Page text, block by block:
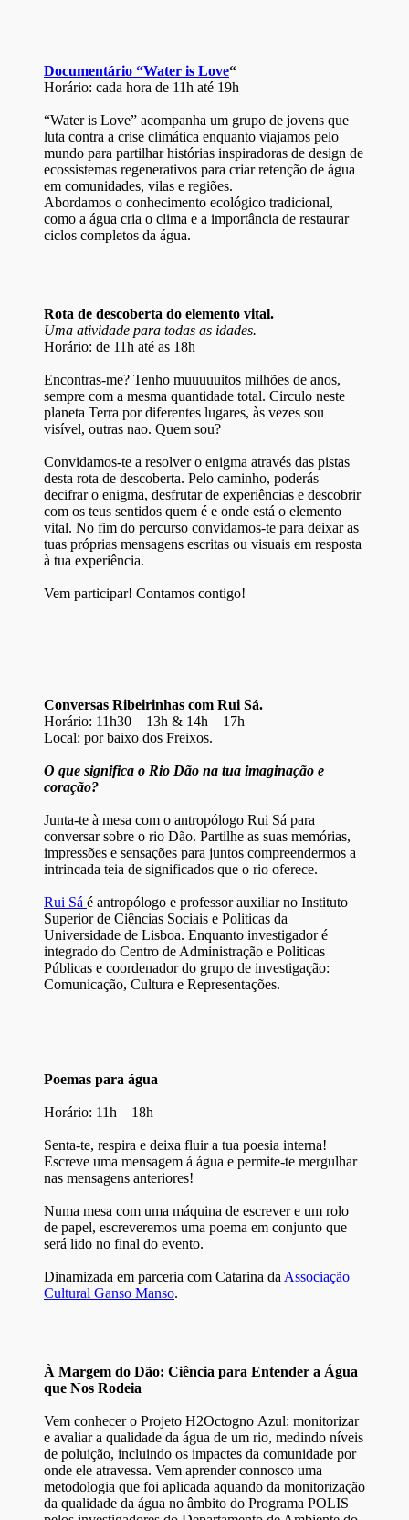
Documentário “Water is Love“
Horário: cada hora de 11h até 19h
“Water is Love” acompanha um grupo de jovens que
luta contra a crise climática enquanto viajamos pelo
mundo para partilhar histórias inspiradoras de design de
ecossistemas regenerativos para criar retenção de água
em comunidades, vilas e regiões.
Abordamos o conhecimento ecológico tradicional,
como a água cria o clima e a importância de restaurar
ciclos completos da água.
Rota de descoberta do elemento vital.
Uma atividade para todas as idades.
Horário: de 11h até as 18h
Encontras-me? Tenho muuuuuitos milhões de anos,
sempre com a mesma quantidade total. Circulo neste
planeta Terra por diferentes lugares, às vezes sou
visível, outras nao. Quem sou?
Convidamos-te a resolver o enigma através das pistas
desta rota de descoberta. Pelo caminho, poderás
decifrar o enigma, desfrutar de experiências e descobrir
com os teus sentidos quem é e onde está o elemento
vital. No fim do percurso convidamos-te para deixar as
tuas próprias mensagens escritas ou visuais em resposta
à tua experiência.
Vem participar! Contamos contigo!
Conversas Ribeirinhas com Rui Sá.
Horário: 11h30 – 13h & 14h – 17h
Local: por baixo dos Freixos.
O que significa o Rio Dão na tua imaginação e
coração?
Junta-te à mesa com o antropólogo Rui Sá para
conversar sobre o rio Dão. Partilhe as suas memórias,
impressões e sensações para juntos compreendermos a
intrincada teia de significados que o rio oferece.
Rui Sá é antropólogo e professor auxiliar no Instituto
Superior de Ciências Sociais e Politicas da
Universidade de Lisboa. Enquanto investigador é
integrado do Centro de Administração e Politicas
Públicas e coordenador do grupo de investigação:
Comunicação, Cultura e Representações.
Poemas para água
Horário: 11h – 18h
Senta-te, respira e deixa fluir a tua poesia interna!
Escreve uma mensagem á água e permite-te mergulhar
nas mensagens anteriores!
Numa mesa com uma máquina de escrever e um rolo
de papel, escreveremos uma poema em conjunto que
será lido no final do evento.
Dinamizada em parceria com Catarina da Associação
Cultural Ganso Manso.
À Margem do Dão: Ciência para Entender a Água
que Nos Rodeia
Vem conhecer o Projeto H2Octogno Azul: monitorizar
e avaliar a qualidade da água de um rio, medindo níveis
de poluição, incluindo os impactes da comunidade por
onde ele atravessa. Vem aprender connosco uma
metodologia que foi aplicada aquando da monitorização
da qualidade da água no âmbito do Programa POLIS